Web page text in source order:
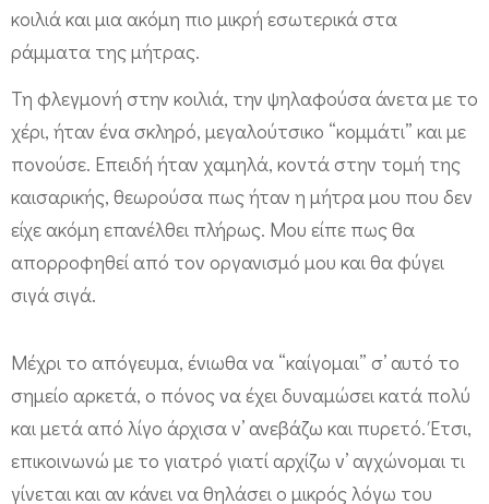
κοιλιά και μια ακόμη πιο μικρή εσωτερικά στα
ράμματα της μήτρας.
Τη φλεγμονή στην κοιλιά, την ψηλαφούσα άνετα με το
χέρι, ήταν ένα σκληρό, μεγαλούτσικο “κομμάτι” και με
πονούσε. Επειδή ήταν χαμηλά, κοντά στην τομή της
καισαρικής, θεωρούσα πως ήταν η μήτρα μου που δεν
είχε ακόμη επανέλθει πλήρως. Μου είπε πως θα
απορροφηθεί από τον οργανισμό μου και θα φύγει
σιγά σιγά.
Μέχρι το απόγευμα, ένιωθα να “καίγομαι” σ’ αυτό το
σημείο αρκετά, ο πόνος να έχει δυναμώσει κατά πολύ
και μετά από λίγο άρχισα ν’ ανεβάζω και πυρετό. Έτσι,
επικοινωνώ με το γιατρό γιατί αρχίζω ν’ αγχώνομαι τι
γίνεται και αν κάνει να θηλάσει ο μικρός λόγω του